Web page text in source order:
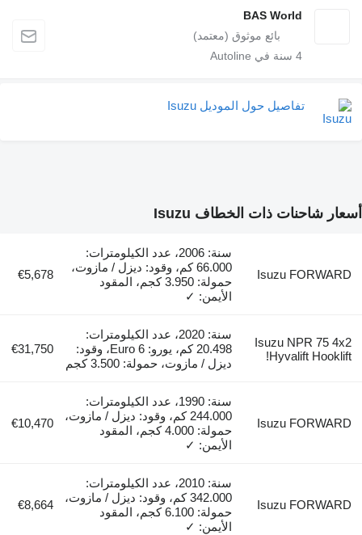
BAS World
4 سنة في Autoline
تفاصيل حول الموديل Isuzu
أسعار شاحنات ذات الخطاف Isuzu
Isuzu FORWARD
سنة: 2006، عدد الكيلومترات:
66.000 كم، وقود: ديزل / مازوت،
حمولة: 3.950 كجم، المقود
الأيمن: ✓
€5,678
Isuzu NPR 75 4x2
Hyvalift Hooklift!
سنة: 2020، عدد الكيلومترات:
20.498 كم، يورو: Euro 6، وقود:
ديزل / مازوت، حمولة: 3.500 كجم
€31,750
Isuzu FORWARD
سنة: 1990، عدد الكيلومترات:
244.000 كم، وقود: ديزل / مازوت،
حمولة: 4.000 كجم، المقود
الأيمن: ✓
€10,470
Isuzu FORWARD
سنة: 2010، عدد الكيلومترات:
342.000 كم، وقود: ديزل / مازوت،
حمولة: 6.100 كجم، المقود
الأيمن: ✓
€8,664